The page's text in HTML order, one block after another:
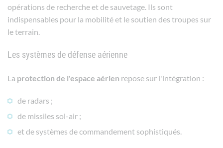
opérations de recherche et de sauvetage. Ils sont
indispensables pour la mobilité et le soutien des troupes sur
le terrain.
Les systèmes de défense aérienne
La protection de l'espace aérien repose sur l'intégration :
de radars ;
de missiles sol-air ;
et de systèmes de commandement sophistiqués.